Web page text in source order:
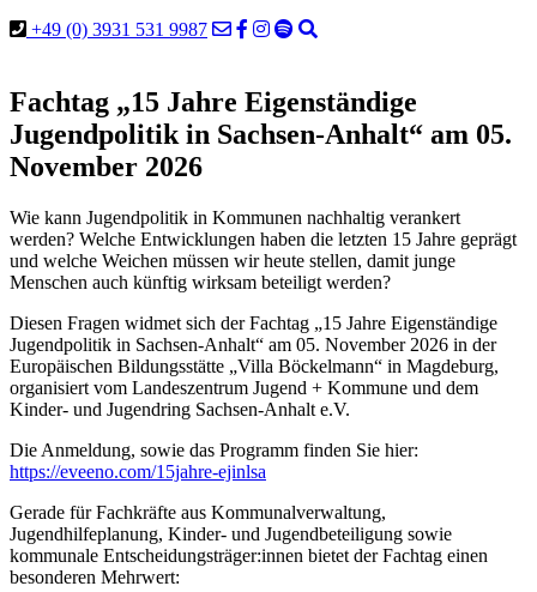
+49 (0) 3931 531 9987
Fachtag „15 Jahre Eigenständige
Jugendpolitik in Sachsen-Anhalt“ am 05.
November 2026
Wie kann Jugendpolitik in Kommunen nachhaltig verankert
werden? Welche Entwicklungen haben die letzten 15 Jahre geprägt
und welche Weichen müssen wir heute stellen, damit junge
Menschen auch künftig wirksam beteiligt werden?
Diesen Fragen widmet sich der Fachtag „15 Jahre Eigenständige
Jugendpolitik in Sachsen-Anhalt“ am 05. November 2026 in der
Europäischen Bildungsstätte „Villa Böckelmann“ in Magdeburg,
organisiert vom Landeszentrum Jugend + Kommune und dem
Kinder- und Jugendring Sachsen-Anhalt e.V.
Die Anmeldung, sowie das Programm finden Sie hier:
https://eveeno.com/15jahre-ejinlsa
Gerade für Fachkräfte aus Kommunalverwaltung,
Jugendhilfeplanung, Kinder- und Jugendbeteiligung sowie
kommunale Entscheidungsträger:innen bietet der Fachtag einen
besonderen Mehrwert: